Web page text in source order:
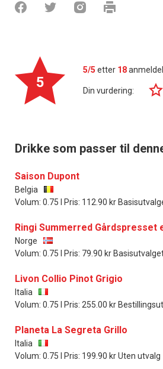
5
5/5 etter 18
Din vurdering:
Drikke som passer til
Saison Dupont
Belgia
Volum: 0.75 l Pris: 112.90 kr
Ringi Summerred Gårdspresset
Norge
Volum: 0.75 l Pris: 79.90 kr
Livon Collio Pinot Grigio
Italia
Volum: 0.75 l Pris: 255.00 kr
Planeta La Segreta Grillo
Italia
Volum: 0.75 l Pris: 199.90 kr Uten utvalg